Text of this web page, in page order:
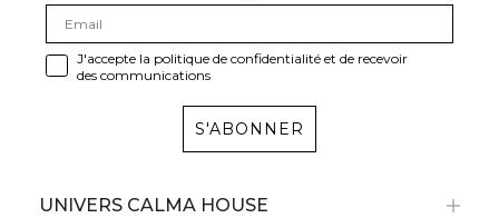
J'accepte la politique de confidentialité et de recevoir
des communications
S'ABONNER
UNIVERS CALMA HOUSE